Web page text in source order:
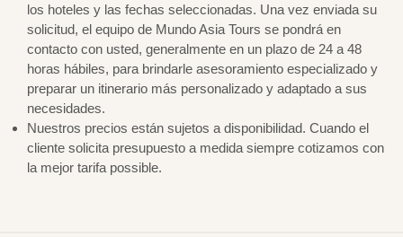
los hoteles y las fechas seleccionadas. Una vez enviada su
solicitud, el equipo de Mundo Asia Tours se pondrá en
contacto con usted, generalmente en un plazo de 24 a 48
horas hábiles, para brindarle asesoramiento especializado y
preparar un itinerario más personalizado y adaptado a sus
necesidades.
Nuestros precios están sujetos a disponibilidad. Cuando el
cliente solicita presupuesto a medida siempre cotizamos con
la mejor tarifa possible.